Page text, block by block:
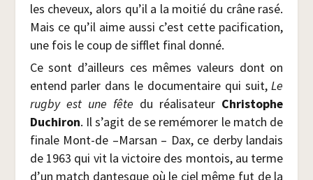
les che­veux, alors qu’il a la moi­tié du crâne rasé.
Mais ce qu’il aime aus­si c’est cette paci­fi­ca­tion,
une fois le coup de sif­flet final donné.
Ce sont d’ailleurs ces mêmes valeurs dont on
entend par­ler dans le docu­men­taire qui suit,Le
rug­by est une fête du réa­li­sa­teur Chris­tophe
Duchi­ron. Il s’agit de se remé­mo­rer le match de
finale Mont-de –Mar­san – Dax, ce der­by lan­dais
de 1963 qui vit la vic­toire des mon­tois, au terme
d’un match dan­tesque où le ciel même fut de la